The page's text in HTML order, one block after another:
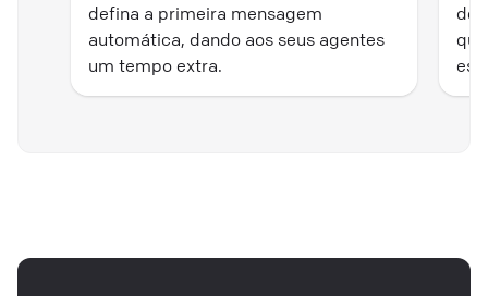
defina a primeira mensagem
automática, dando aos seus agentes
um tempo extra.